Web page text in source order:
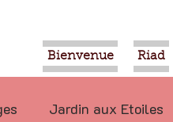
Bienvenue Riad
Jardin aux Etoiles